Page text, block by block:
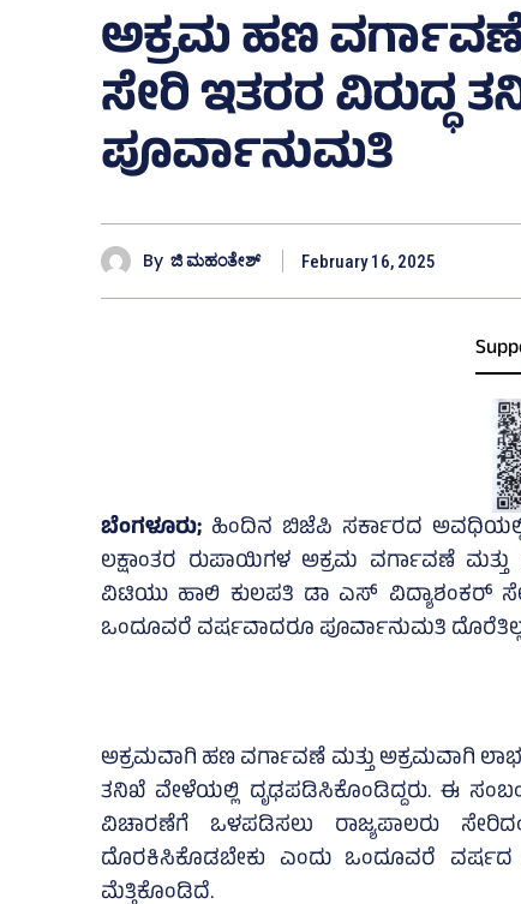
ಅಕ್ರಮ ಹಣ
ಸೇರಿ ಇತರರ ವಿರುದ್ಧ
ಪೂರ್ವಾನುಮತಿ
By ಜಿ ಮಹಂತೇಶ್ February 16, 2025
ಬೆಂಗಳೂರು; ಹಿಂದಿನ ಬಿಜೆಪಿ ಸರ್ಕಾರದ ಅವಧಿಯಲ್ಲಿ
ಲಕ್ಷಾಂತರ ರುಪಾಯಿಗಳ ಅಕ್ರಮ ವರ್ಗಾವಣೆ
ವಿಟಿಯು ಹಾಲಿ ಕುಲಪತಿ ಡಾ ಎಸ್‌ ವಿದ್ಯಾಶಂಕರ್‌
ಒಂದೂವರೆ ವರ್ಷವಾದರೂ ಪೂರ್ವಾನುಮತಿ
ಅಕ್ರಮವಾಗಿ ಹಣ ವರ್ಗಾವಣೆ ಮತ್ತು ಅಕ್ರಮವಾಗಿ
ತನಿಖೆ ವೇಳೆಯಲ್ಲಿ ದೃಢಪಡಿಸಿಕೊಂಡಿದ್ದರು. ಈ
ವಿಚಾರಣೆಗೆ ಒಳಪಡಿಸಲು ರಾಜ್ಯಪಾಲರು
ದೊರಕಿಸಿಕೊಡಬೇಕು ಎಂದು ಒಂದೂವರೆ
ಮೆತ್ತಿಕೊಂಡಿದೆ.